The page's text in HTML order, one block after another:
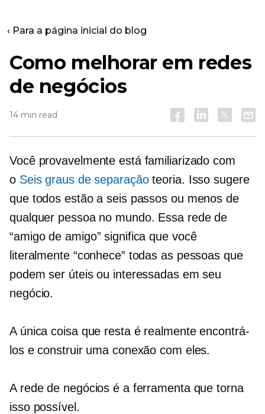
‹ Para a página inicial do blog
Como melhorar em redes
de negócios
14 min read
Você provavelmente está familiarizado com
o Seis graus de separaçãoteoria. Isso sugere
que todos estão a seis passos ou menos de
qualquer pessoa no mundo. Essa rede de
“amigo de amigo” significa que você
literalmente “conhece” todas as pessoas que
podem ser úteis ou interessadas em seu
negócio.
A única coisa que resta é realmente encontrá-
los e construir uma conexão com eles.
A rede de negócios é a ferramenta que torna
isso possível.